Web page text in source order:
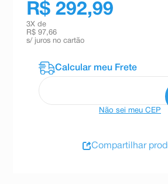
R$ 292,99
3X de
R$ 97,66
s/ juros no cartão
Não sei meu CEP
Compartilhar